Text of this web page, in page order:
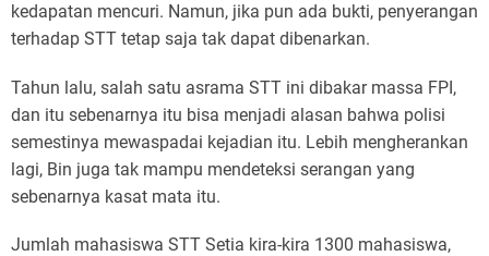
kedapatan mencuri. Namun, jika pun ada bukti, penyerangan
terhadap STT tetap saja tak dapat dibenarkan.
Tahun lalu, salah satu asrama STT ini dibakar massa FPI,
dan itu sebenarnya itu bisa menjadi alasan bahwa polisi
semestinya mewaspadai kejadian itu. Lebih mengherankan
lagi, Bin juga tak mampu mendeteksi serangan yang
sebenarnya kasat mata itu.
Jumlah mahasiswa STT Setia kira-kira 1300 mahasiswa,